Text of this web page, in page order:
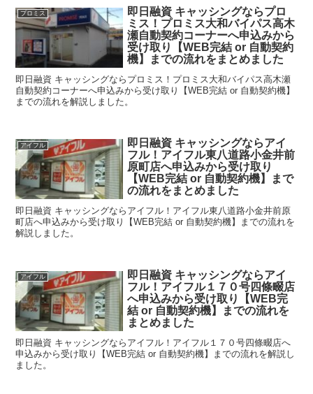
プロミス
即日融資 キャッシングならプロ
ミス！プロミス大和バイパス高木
瀬自動契約コーナーへ申込みから
受け取り【WEB完結 or 自動契約
機】までの流れをまとめました
即日融資 キャッシングならプロミス！プロミス大和バイパス高木瀬
自動契約コーナーへ申込みから受け取り【WEB完結 or 自動契約機】
までの流れを解説しました。
アイフル
即日融資 キャッシングならアイ
フル！アイフル東八道路小金井前
原町店へ申込みから受け取り
【WEB完結 or 自動契約機】まで
の流れをまとめました
即日融資 キャッシングならアイフル！アイフル東八道路小金井前原
町店へ申込みから受け取り【WEB完結 or 自動契約機】までの流れを
解説しました。
アイフル
即日融資 キャッシングならアイ
フル！アイフル１７０号四條畷店
へ申込みから受け取り【WEB完
結 or 自動契約機】までの流れを
まとめました
即日融資 キャッシングならアイフル！アイフル１７０号四條畷店へ
申込みから受け取り【WEB完結 or 自動契約機】までの流れを解説し
ました。